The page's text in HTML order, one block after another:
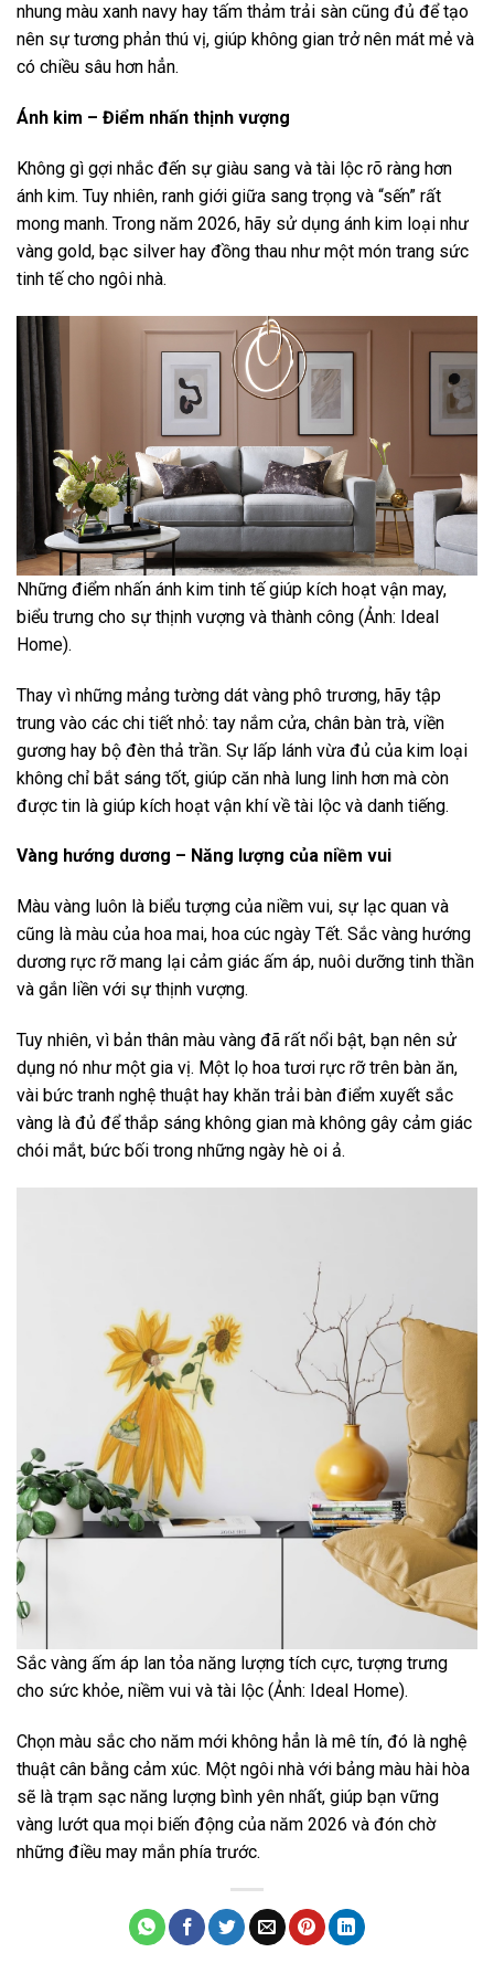
nhung màu xanh navy hay tấm thảm trải sàn cũng đủ để tạo
nên sự tương phản thú vị, giúp không gian trở nên mát mẻ và
có chiều sâu hơn hẳn.
Ánh kim – Điểm nhấn thịnh vượng
Không gì gợi nhắc đến sự giàu sang và tài lộc rõ ràng hơn
ánh kim. Tuy nhiên, ranh giới giữa sang trọng và “sến” rất
mong manh. Trong năm 2026, hãy sử dụng ánh kim loại như
vàng gold, bạc silver hay đồng thau như một món trang sức
tinh tế cho ngôi nhà.
Những điểm nhấn ánh kim tinh tế giúp kích hoạt vận may,
biểu trưng cho sự thịnh vượng và thành công (Ảnh: Ideal
Home).
Thay vì những mảng tường dát vàng phô trương, hãy tập
trung vào các chi tiết nhỏ: tay nắm cửa, chân bàn trà, viền
gương hay bộ đèn thả trần. Sự lấp lánh vừa đủ của kim loại
không chỉ bắt sáng tốt, giúp căn nhà lung linh hơn mà còn
được tin là giúp kích hoạt vận khí về tài lộc và danh tiếng.
Vàng hướng dương – Năng lượng của niềm vui
Màu vàng luôn là biểu tượng của niềm vui, sự lạc quan và
cũng là màu của hoa mai, hoa cúc ngày Tết. Sắc vàng hướng
dương rực rỡ mang lại cảm giác ấm áp, nuôi dưỡng tinh thần
và gắn liền với sự thịnh vượng.
Tuy nhiên, vì bản thân màu vàng đã rất nổi bật, bạn nên sử
dụng nó như một gia vị. Một lọ hoa tươi rực rỡ trên bàn ăn,
vài bức tranh nghệ thuật hay khăn trải bàn điểm xuyết sắc
vàng là đủ để thắp sáng không gian mà không gây cảm giác
chói mắt, bức bối trong những ngày hè oi ả.
Sắc vàng ấm áp lan tỏa năng lượng tích cực, tượng trưng
cho sức khỏe, niềm vui và tài lộc (Ảnh: Ideal Home).
Chọn màu sắc cho năm mới không hẳn là mê tín, đó là nghệ
thuật cân bằng cảm xúc. Một ngôi nhà với bảng màu hài hòa
sẽ là trạm sạc năng lượng bình yên nhất, giúp bạn vững
vàng lướt qua mọi biến động của năm 2026 và đón chờ
những điều may mắn phía trước.